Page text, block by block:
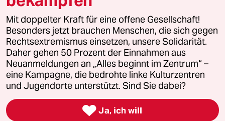
© 2026 taz Verlags und Vertriebs GmbH
Alle Rechte vorbehalten. Bei rechtlichen Fragen oder für Genehmigungen
wenden Sie sich bitte an lizenzen@taz.de
Feedback Redaktionsstatut Kommune-Richtlinien
Leitlinie Informant Datenschutz Impressum AGB
Seitenwende Einwilligungen widerrufen (Ads)
Mit doppelter Kraft für eine offene Gesellschaft!
Besonders jetzt brauchen Menschen, die sich gegen
Rechtsextremismus einsetzen, unsere Solidarität.
Daher gehen 50 Prozent der Einnahmen aus
Neuanmeldungen an „Alles beginnt im Zentrum“ –
eine Kampagne, die bedrohte linke Kulturzentren
und Jugendorte unterstützt. Sind Sie dabei?
 Ja, ich will